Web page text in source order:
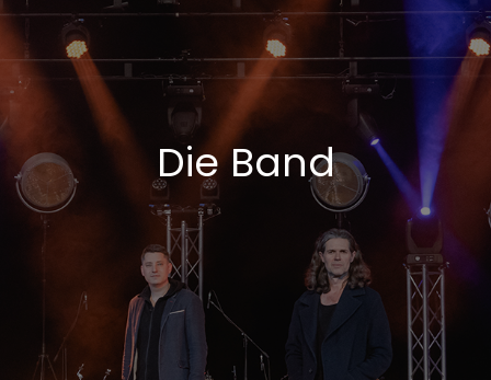
Die Band